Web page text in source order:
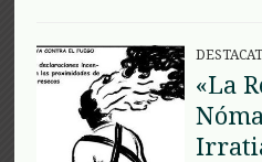
«La